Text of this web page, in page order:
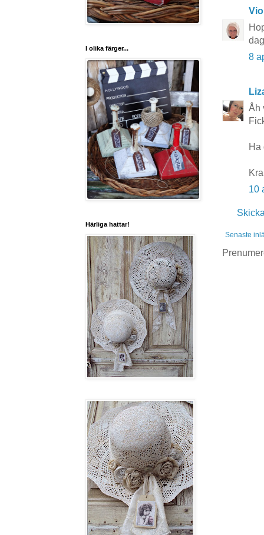
8
Åh
Ha
10
Senaste
I olika färger...
Härliga hattar!